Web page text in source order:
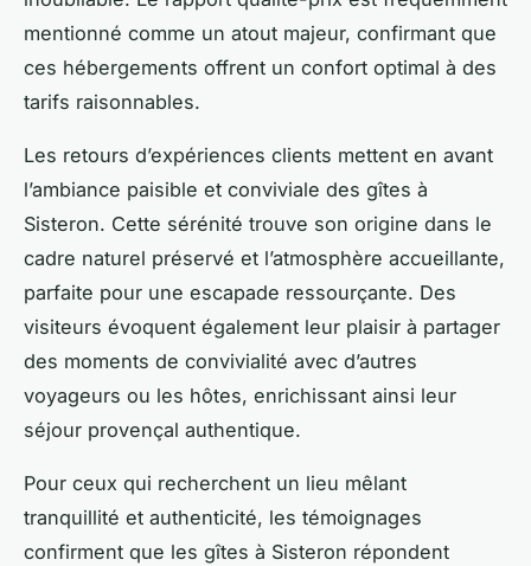
mentionné comme un atout majeur, confirmant que
ces hébergements offrent un confort optimal à des
tarifs raisonnables.
Les retours d’expériences clients mettent en avant
l’ambiance paisible et conviviale des gîtes à
Sisteron. Cette sérénité trouve son origine dans le
cadre naturel préservé et l’atmosphère accueillante,
parfaite pour une escapade ressourçante. Des
visiteurs évoquent également leur plaisir à partager
des moments de convivialité avec d’autres
voyageurs ou les hôtes, enrichissant ainsi leur
séjour provençal authentique.
Pour ceux qui recherchent un lieu mêlant
tranquillité et authenticité, les témoignages
confirment que les gîtes à Sisteron répondent